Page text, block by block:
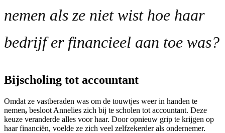
nemen als ze niet wist hoe haar
bedrijf er financieel aan toe was?
Bijscholing tot accountant
Omdat ze vastberaden was om de touwtjes weer in handen te
nemen, besloot Annelies zich bij te scholen tot accountant. Deze
keuze veranderde alles voor haar. Door opnieuw grip te krijgen op
haar financiën, voelde ze zich veel zelfzekerder als ondernemer.